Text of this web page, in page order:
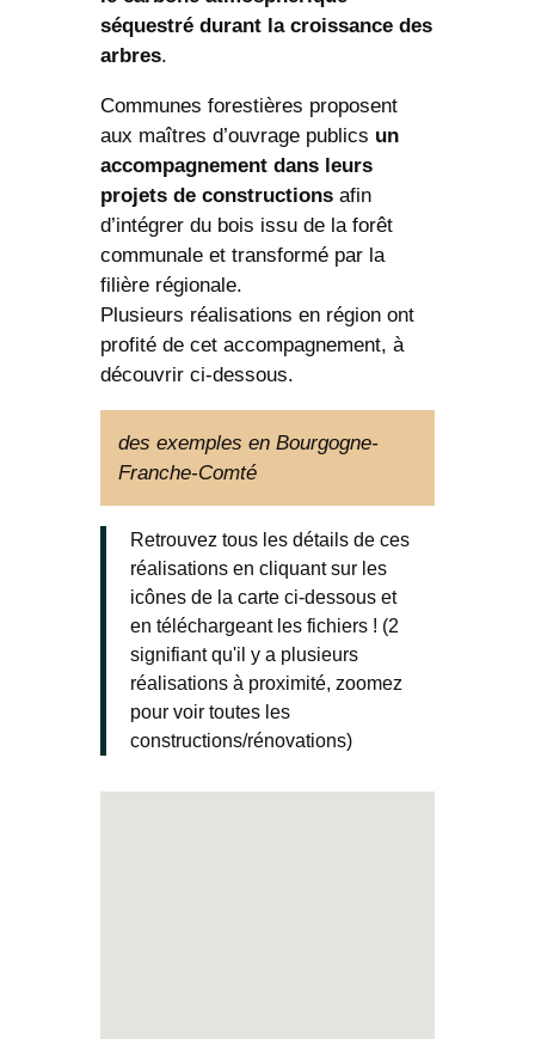
séquestré durant la croissance des
arbres.
Communes forestières proposent
aux maîtres d’ouvrage publics un
accompagnement dans leurs
projets de constructions afin
d’intégrer du bois issu de la forêt
communale et transformé par la
filière régionale.
Plusieurs réalisations en région ont
profité de cet accompagnement, à
découvrir ci-dessous.
des exemples en Bourgogne-
Franche-Comté
Retrouvez tous les détails de ces
réalisations en cliquant sur les
icônes de la carte ci-dessous et
en téléchargeant les fichiers ! (2
signifiant qu'il y a plusieurs
réalisations à proximité, zoomez
pour voir toutes les
constructions/rénovations)